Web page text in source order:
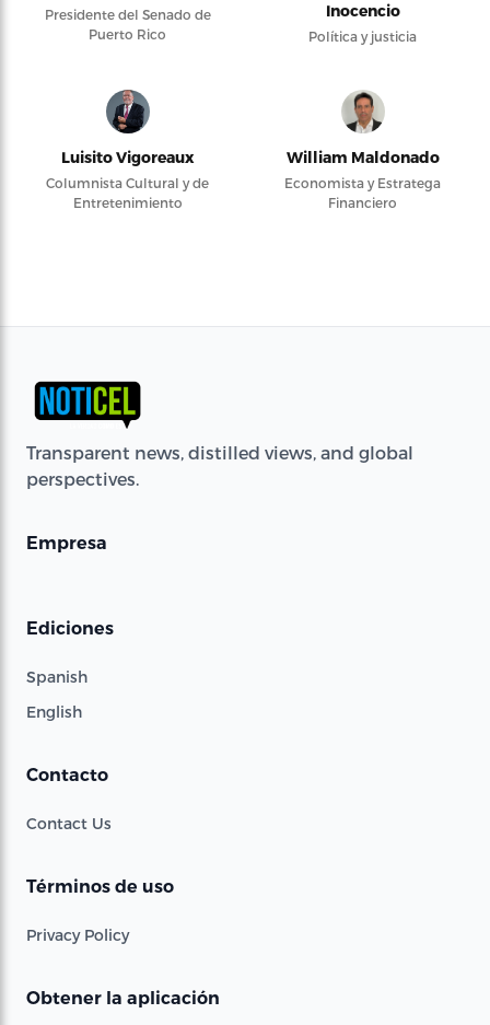
Presidente del Senado de
Puerto Rico
Inocencio
Política y justicia
Luisito Vigoreaux
Columnista Cultural y de
Entretenimiento
William Maldonado
Economista y Estratega
Financiero
Transparent news, distilled views, and global
perspectives.
Empresa
Ediciones
Spanish
English
Contacto
Contact Us
Términos de uso
Privacy Policy
Obtener la aplicación